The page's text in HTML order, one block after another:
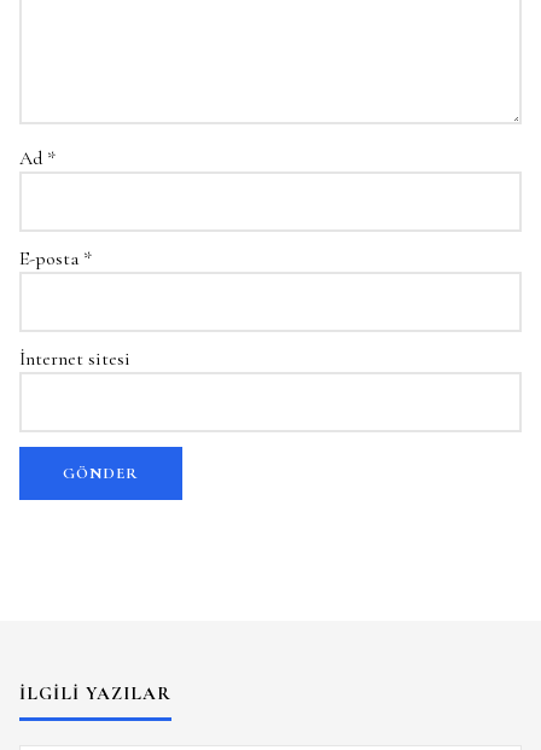
Ad *
E-posta *
İnternet sitesi
İLGILI YAZILAR